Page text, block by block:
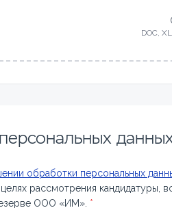
DOC,
обработки персональных
рассмотрения кандидатуры,
ООО «ИМ». *